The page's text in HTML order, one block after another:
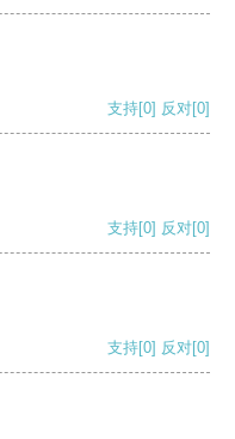
支持[0] 反对[0]
支持[0] 反对[0]
支持[0] 反对[0]